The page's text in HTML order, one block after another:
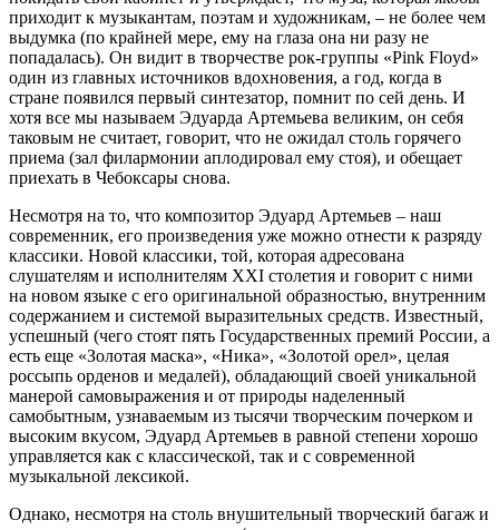
приходит к музыкантам, поэтам и художникам, – не более чем
выдумка (по крайней мере, ему на глаза она ни разу не
попадалась). Он видит в творчестве рок-группы «Pink Floyd»
один из главных источников вдохновения, а год, когда в
стране появился первый синтезатор, помнит по сей день. И
хотя все мы называем Эдуарда Артемьева великим, он себя
таковым не считает, говорит, что не ожидал столь горячего
приема (зал филармонии аплодировал ему стоя), и обещает
приехать в Чебоксары снова.
Несмотря на то, что композитор Эдуард Артемьев – наш
современник, его произведения уже можно отнести к разряду
классики. Новой классики, той, которая адресована
слушателям и исполнителям XXI столетия и говорит с ними
на новом языке с его оригинальной образностью, внутренним
содержанием и системой выразительных средств. Известный,
успешный (чего стоят пять Государственных премий России, а
есть еще «Золотая маска», «Ника», «Золотой орел», целая
россыпь орденов и медалей), обладающий своей уникальной
манерой самовыражения и от природы наделенный
самобытным, узнаваемым из тысячи творческим почерком и
высоким вкусом, Эдуард Артемьев в равной степени хорошо
управляется как с классической, так и с современной
музыкальной лексикой.
Однако, несмотря на столь внушительный творческий багаж и